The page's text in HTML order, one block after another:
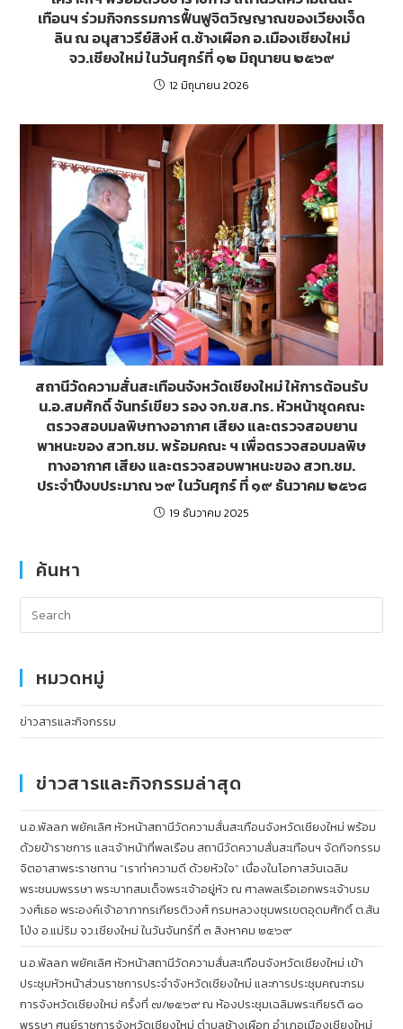
เทือนฯ ร่วมกิจกรรมการฟื้นฟูจิตวิญญาณของเวียงเจ็ด
ลิน ณ อนุสาวรีย์สิงห์ ต.ช้างเผือก อ.เมืองเชียงใหม่
จว.เชียงใหม่ ในวันศุกร์ที่ ๑๒ มิถุนายน ๒๕๖๙
12 มิถุนายน 2026
สถานีวัดความสั่นสะเทือนจังหวัดเชียงใหม่ ให้การต้อนรับ
น.อ.สมศักดิ์ จันทร์เขียว รอง จก.ขส.ทร. หัวหน้าชุดคณะ
ตรวจสอบมลพิษทางอากาศ เสียง และตรวจสอบยาน
พาหนะของ สวท.ชม. พร้อมคณะ ฯ เพื่อตรวจสอบมลพิษ
ทางอากาศ เสียง และตรวจสอบพาหนะของ สวท.ชม.
ประจำปีงบประมาณ ๖๙ ในวันศุกร์ ที่ ๑๙ ธันวาคม ๒๕๖๘
19 ธันวาคม 2025
ค้นหา
หมวดหมู่
ข่าวสารและกิจกรรม
ข่าวสารและกิจกรรมล่าสุด
น.อ.พัลลภ พยัคเลิศ หัวหน้าสถานีวัดความสั่นสะเทือนจังหวัดเชียงใหม่ พร้อม
ด้วยข้าราชการ และเจ้าหน้าที่พลเรือน สถานีวัดความสั่นสะเทือนฯ จัดกิจกรรม
จิตอาสาพระราชทาน “เราทำความดี ด้วยหัวใจ” เนื่องในโอกาสวันเฉลิม
พระชนมพรรษา พระบาทสมเด็จพระเจ้าอยู่หัว ณ ศาลพลเรือเอกพระเจ้าบรม
วงศ์เธอ พระองค์เจ้าอาภากรเกียรติวงศ์ กรมหลวงชุมพรเขตอุดมศักดิ์ ต.สัน
โป่ง อ.แม่ริม จว.เชียงใหม่ ในวันจันทร์ที่ ๓ สิงหาคม ๒๕๖๙
น.อ.พัลลภ พยัคเลิศ หัวหน้าสถานีวัดความสั่นสะเทือนจังหวัดเชียงใหม่ เข้า
ประชุมหัวหน้าส่วนราชการประจำจังหวัดเชียงใหม่ และการประชุมคณะกรม
การจังหวัดเชียงใหม่ ครั้งที่ ๗/๒๕๖๙ ณ ห้องประชุมเฉลิมพระเกียรติ ๘๐
พรรษา ศูนย์ราชการจังหวัดเชียงใหม่ ตำบลช้างเผือก อำเภอเมืองเชียงใหม่